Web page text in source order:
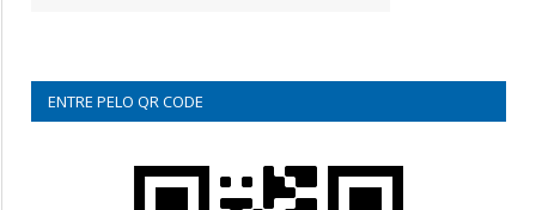
ENTRE PELO QR CODE